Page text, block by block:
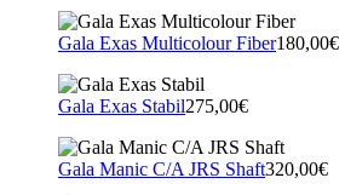
Gala Exas Multicolour Fiber180,00€
Gala Exas Stabil275,00€
Gala Manic C/A JRS Shaft320,00€